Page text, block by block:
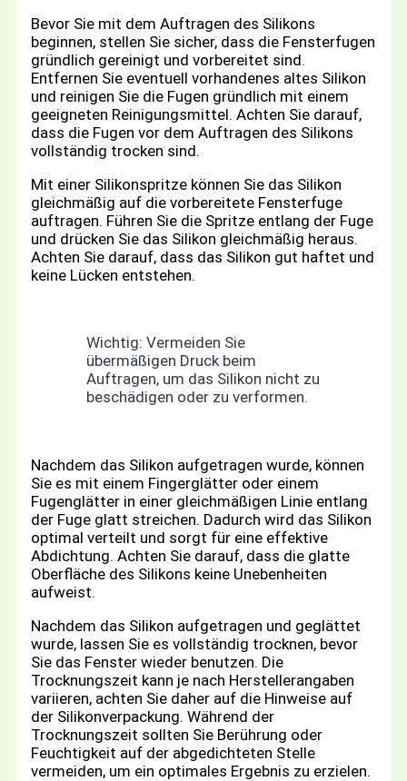
Bevor Sie mit dem Auftragen des Silikons
beginnen, stellen Sie sicher, dass die Fensterfugen
gründlich gereinigt und vorbereitet sind.
Entfernen Sie eventuell vorhandenes altes Silikon
und reinigen Sie die Fugen gründlich mit einem
geeigneten Reinigungsmittel. Achten Sie darauf,
dass die Fugen vor dem Auftragen des Silikons
vollständig trocken sind.
Mit einer Silikonspritze können Sie das Silikon
gleichmäßig auf die vorbereitete Fensterfuge
auftragen. Führen Sie die Spritze entlang der Fuge
und drücken Sie das Silikon gleichmäßig heraus.
Achten Sie darauf, dass das Silikon gut haftet und
keine Lücken entstehen.
Wichtig: Vermeiden Sie
übermäßigen Druck beim
Auftragen, um das Silikon nicht zu
beschädigen oder zu verformen.
Nachdem das Silikon aufgetragen wurde, können
Sie es mit einem Fingerglätter oder einem
Fugenglätter in einer gleichmäßigen Linie entlang
der Fuge glatt streichen. Dadurch wird das Silikon
optimal verteilt und sorgt für eine effektive
Abdichtung. Achten Sie darauf, dass die glatte
Oberfläche des Silikons keine Unebenheiten
aufweist.
Nachdem das Silikon aufgetragen und geglättet
wurde, lassen Sie es vollständig trocknen, bevor
Sie das Fenster wieder benutzen. Die
Trocknungszeit kann je nach Herstellerangaben
variieren, achten Sie daher auf die Hinweise auf
der Silikonverpackung. Während der
Trocknungszeit sollten Sie Berührung oder
Feuchtigkeit auf der abgedichteten Stelle
vermeiden, um ein optimales Ergebnis zu erzielen.